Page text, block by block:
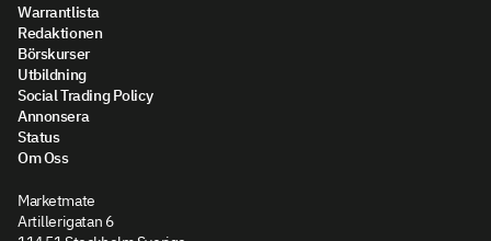
Warrantlista
Redaktionen
Börskurser
Utbildning
Social Trading Policy
Annonsera
Status
Om Oss
Marketmate
Artillerigatan 6